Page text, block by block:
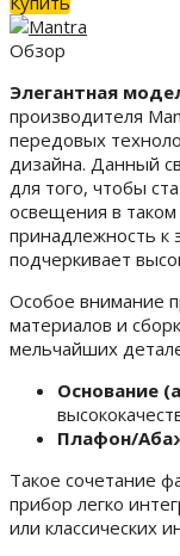
Обзор
Элегантная
производителя
передовых
дизайна. Данный
для того, чтобы
освещения в
принадлежность к
подчеркивает
Особое внимание
материалов и
мельчайших
Основание
Плафон/
Такое сочетание
прибор легко
или классических